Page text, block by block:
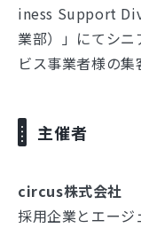
iness Support
業部）」にてシ
ビス事業者様の集
主催者
circus株式会社
採用企業とエー